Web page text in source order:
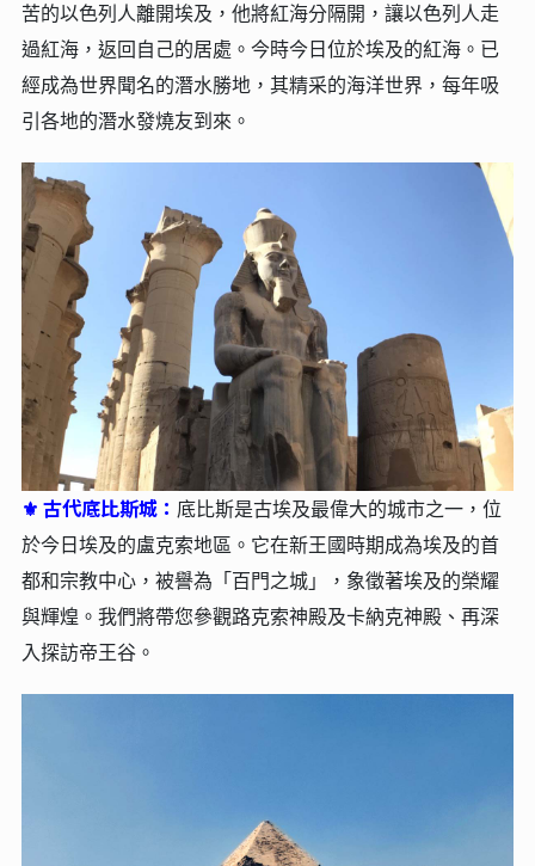
苦的以色列人離開埃及，他將紅海分隔開，讓以色列人走
過紅海，返回自己的居處。今時今日位於埃及的紅海。已
經成為世界聞名的潛水勝地，其精采的海洋世界，每年吸
引各地的潛水發燒友到來。
⚜ 古代底比斯城： 底比斯是古埃及最偉大的城市之一，位
於今日埃及的盧克索地區。它在新王國時期成為埃及的首
都和宗教中心，被譽為「百門之城」，象徵著埃及的榮耀
與輝煌。我們將帶您參觀路克索神殿及卡納克神殿、再深
入探訪帝王谷。